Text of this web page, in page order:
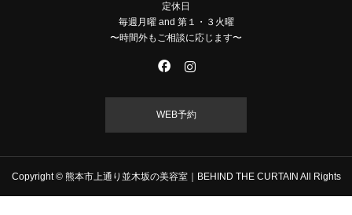
定休日
毎週月曜 and 第１・３火曜
〜時間外もご相談に応じます〜
WEB予約
Copyright © 熊本市上通り並木坂の美容室｜BEHIND THE CURTAIN All Rights